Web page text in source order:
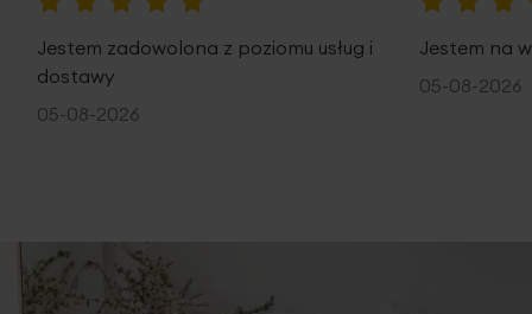
Jestem zadowolona z poziomu usług i
dostawy
05-08-2026
Jestem na
05-08-2026